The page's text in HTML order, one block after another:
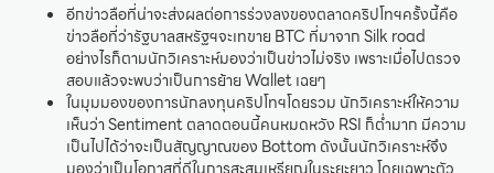
อีกข่าวลือที่น่าจะส่งผลต่อการร่วงลงของตลาดคริปโทฯครั้งนี้คือ
ข่าวลือที่ว่ารัฐบาลสหรัฐฯจะเทขาย BTC ที่มาจาก Silk road
อย่างไรก็ตามนักวิเคราะห์มองว่าเป็นข่าวไม่จริง เพราะเมื่อไปตรวจ
สอบแล้วจะพบว่าเป็นการย้าย Wallet เฉยๆ
ในมุมมองของการนักลงทุนคริปโทฯโดยรวม นักวิเคราะห์ให้ความ
เห็นว่า Sentiment ตลาดตอนนี้คนหมดหวัง RSI ก็ต่ำมาก มีความ
เป็นไปได้ว่าจะเป็นสัญญาณของ Bottom ดังนั้นนักวิเคราะห์จึง